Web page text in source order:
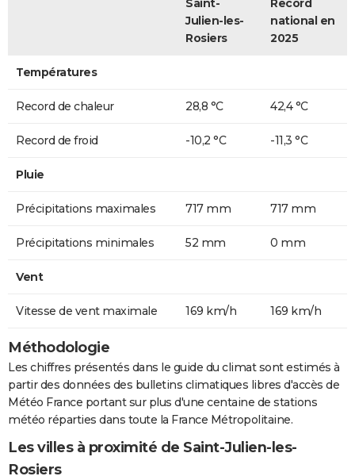
Saint-
Julien-les-
Rosiers
Record
national en
2025
Températures
Record de chaleur 28,8 °C 42,4 °C
Record de froid -10,2 °C -11,3 °C
Pluie
Précipitations maximales 717 mm 717 mm
Précipitations minimales 52 mm 0 mm
Vent
Vitesse de vent maximale 169 km/h 169 km/h
Méthodologie
Les chiffres présentés dans le guide du climat sont estimés à
partir des données des bulletins climatiques libres d'accès de
Météo France portant sur plus d'une centaine de stations
météo réparties dans toute la France Métropolitaine.
Les villes à proximité de Saint-Julien-les-
Rosiers